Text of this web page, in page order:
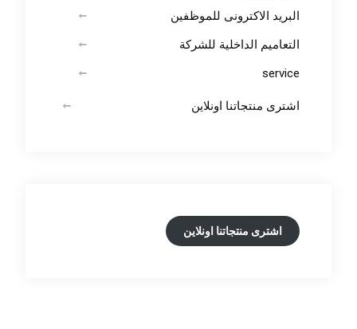
البريد الاكترونى للموظفين
التعاميم الداخلية للشركة
service
اشترى منتجاتنا اونلاين
اشترى منتجاتنا اونلاين